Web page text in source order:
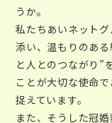
うか。
私たちあいネット
添い、温もりのあ
と人とのつながり”
ことが大切な使命
捉えています。
また、そうした冠婚